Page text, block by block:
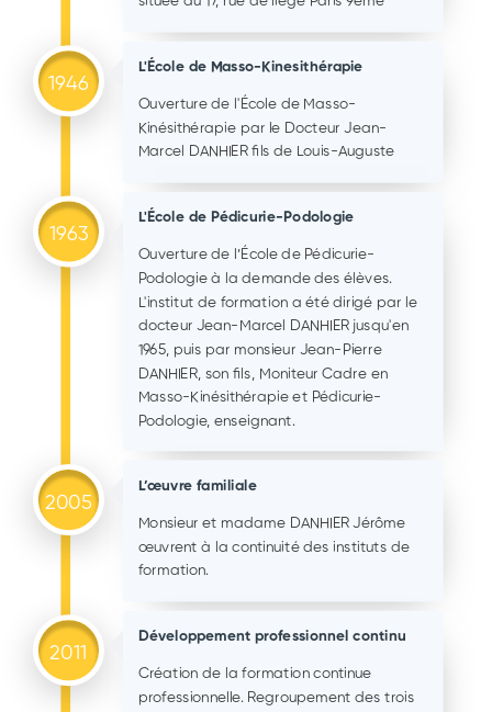
1946
L'École de Masso-Kinesithérapie
Ouverture de l'École de Masso-
Kinésithérapie par le Docteur Jean-
Marcel DANHIER fils de Louis-Auguste
1963
L'École de Pédicurie-Podologie
Ouverture de l’École de Pédicurie-
Podologie à la demande des élèves.
L'institut de formation a été dirigé par le
docteur Jean-Marcel DANHIER jusqu'en
1965, puis par monsieur Jean-Pierre
DANHIER, son fils, Moniteur Cadre en
Masso-Kinésithérapie et Pédicurie-
Podologie, enseignant.
2005
L’œuvre familiale
Monsieur et madame DANHIER Jérôme
œuvrent à la continuité des instituts de
formation.
2011
Développement professionnel continu
Création de la formation continue
professionnelle. Regroupement des trois